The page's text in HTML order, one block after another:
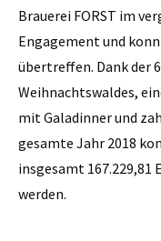
Brauerei FORST im
Engagement und
übertreffen. Dank der
Weihnachtswaldes,
mit Galadinner und
gesamte Jahr 2018
insgesamt
werden.